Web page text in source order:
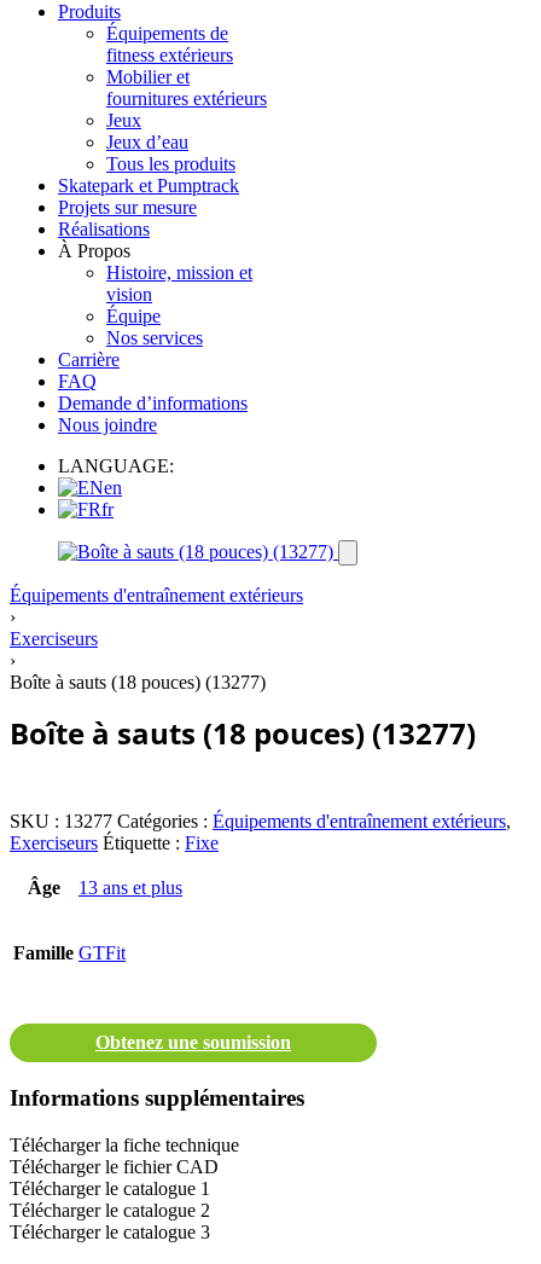
Produits
Équipements de
fitness extérieurs
Mobilier et
fournitures extérieurs
Jeux
Jeux d’eau
Tous les produits
Skatepark et Pumptrack
Projets sur mesure
Réalisations
À Propos
Histoire, mission et
vision
Équipe
Nos services
Carrière
FAQ
Demande d’informations
Nous joindre
LANGUAGE:
en
fr
Équipements d'entraînement extérieurs
›
Exerciseurs
›
Boîte à sauts (18 pouces) (13277)
Boîte à sauts (18 pouces) (13277)
SKU : 13277 Catégories : Équipements d'entraînement extérieurs,
Exerciseurs Étiquette : Fixe
Obtenez une soumission
Informations supplémentaires
Télécharger la fiche technique
Télécharger le fichier CAD
Télécharger le catalogue 1
Télécharger le catalogue 2
Télécharger le catalogue 3
Âge 13 ans et plus
Famille GTFit